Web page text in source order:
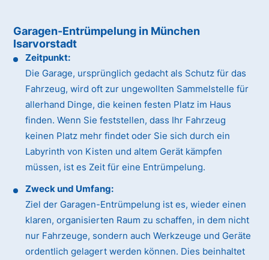
Garagen-Entrümpelung in München
Isarvorstadt
Zeitpunkt:
Die Garage, ursprünglich gedacht als Schutz für das
Fahrzeug, wird oft zur ungewollten Sammelstelle für
allerhand Dinge, die keinen festen Platz im Haus
finden. Wenn Sie feststellen, dass Ihr Fahrzeug
keinen Platz mehr findet oder Sie sich durch ein
Labyrinth von Kisten und altem Gerät kämpfen
müssen, ist es Zeit für eine Entrümpelung.
Zweck und Umfang:
Ziel der Garagen-Entrümpelung ist es, wieder einen
klaren, organisierten Raum zu schaffen, in dem nicht
nur Fahrzeuge, sondern auch Werkzeuge und Geräte
ordentlich gelagert werden können. Dies beinhaltet